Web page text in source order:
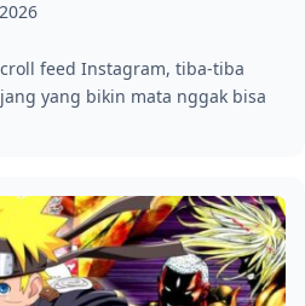
feed Instagram, tiba‑tiba
yang bikin mata nggak bisa